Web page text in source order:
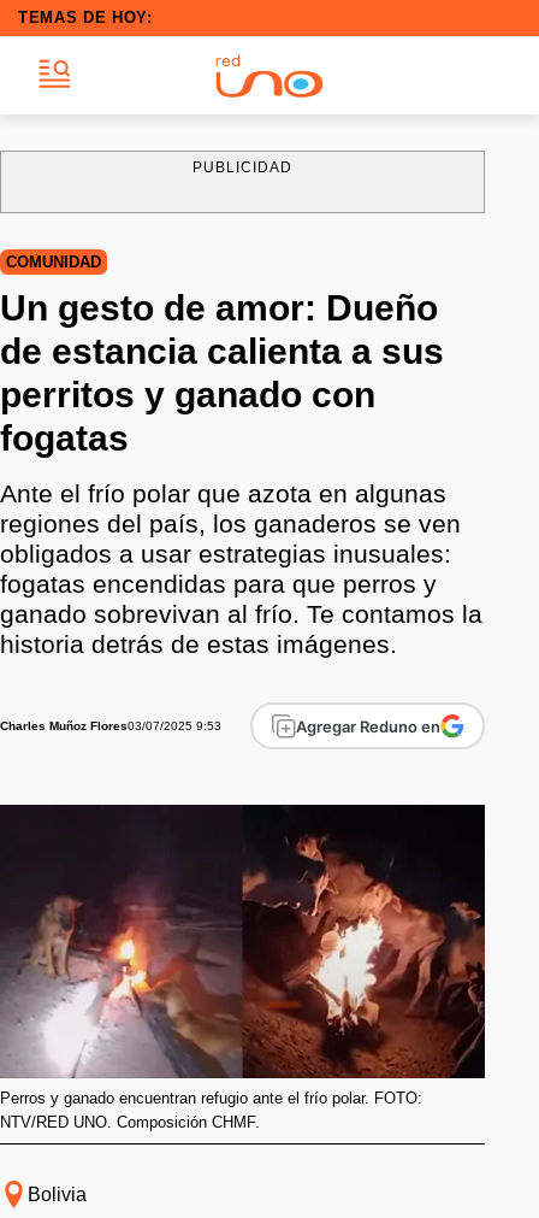
TEMAS DE HOY:
PUBLICIDAD
COMUNIDAD
Un gesto de amor: Dueño
de estancia calienta a sus
perritos y ganado con
fogatas
Ante el frío polar que azota en algunas
regiones del país, los ganaderos se ven
obligados a usar estrategias inusuales:
fogatas encendidas para que perros y
ganado sobrevivan al frío. Te contamos la
historia detrás de estas imágenes.
Charles Muñoz Flores03/07/2025 9:53 Agregar Reduno en
Perros y ganado encuentran refugio ante el frío polar. FOTO:
NTV/RED UNO. Composición CHMF.
Bolivia